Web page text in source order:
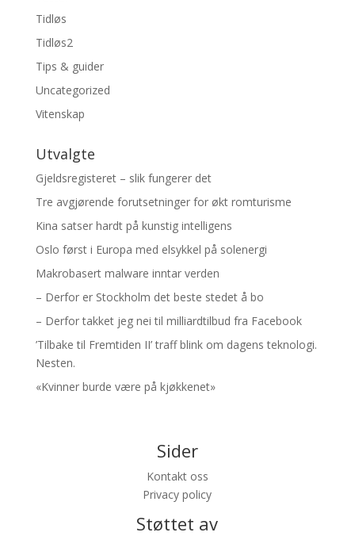
Tidløs
Tidløs2
Tips & guider
Uncategorized
Vitenskap
Utvalgte
Gjeldsregisteret – slik fungerer det
Tre avgjørende forutsetninger for økt romturisme
Kina satser hardt på kunstig intelligens
Oslo først i Europa med elsykkel på solenergi
Makrobasert malware inntar verden
– Derfor er Stockholm det beste stedet å bo
– Derfor takket jeg nei til milliardtilbud fra Facebook
’Tilbake til Fremtiden II’ traff blink om dagens teknologi.
Nesten.
«Kvinner burde være på kjøkkenet»
Sider
Kontakt oss
Privacy policy
Støttet av